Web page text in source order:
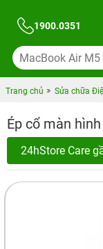
1900.0351
Trang chủ Sửa chữa
Ép cổ màn
24hStore Care